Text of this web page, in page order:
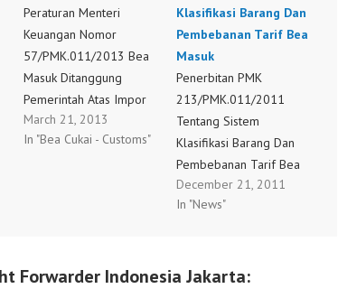
Peraturan Menteri
Keuangan Nomor
57/PMK.011/2013 Bea
Masuk Ditanggung
Pemerintah Atas Impor
Barang Dan Bahan Guna
Pembuatan Dan/Atau
Menteri Keuangan
March 21, 2013
In "Bea Cukai - Customs"
Klasifikasi Barang Dan
Pembebanan Tarif Bea
Masuk
Penerbitan PMK
213/PMK.011/2011
Tentang Sistem
Klasifikasi Barang Dan
Pembebanan Tarif Bea
Masuk.... Berdasarkan
Amandemen kelima
ASEAN Harmonized
December 21, 2011
In "News"
Forwarder Indonesia Jakarta: